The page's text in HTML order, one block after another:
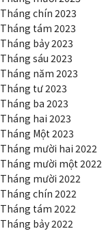
Tháng chín 2023
Tháng tám 2023
Tháng bảy 2023
Tháng sáu 2023
Tháng năm 2023
Tháng tư 2023
Tháng ba 2023
Tháng hai 2023
Tháng Một 2023
Tháng mười hai 2022
Tháng mười một 2022
Tháng mười 2022
Tháng chín 2022
Tháng tám 2022
Tháng bảy 2022